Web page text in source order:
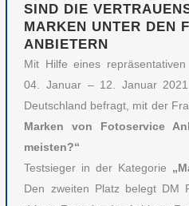
SIND DIE
MARKEN UNTER DEN
ANBIETERN
Mit Hilfe eines
04. Januar – 12. Januar
Deutschland befragt, mit der
Marken von Fotoservice
meisten?“
Testsieger in der Kategorie
Den zweiten Platz belegt DM